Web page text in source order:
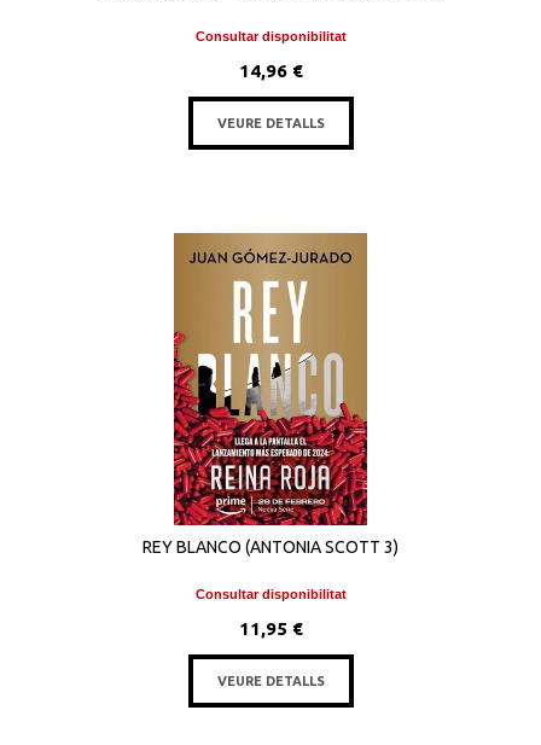
Consultar disponibilitat
14,96 €
VEURE DETALLS
REY BLANCO (ANTONIA SCOTT 3)
Consultar disponibilitat
11,95 €
VEURE DETALLS